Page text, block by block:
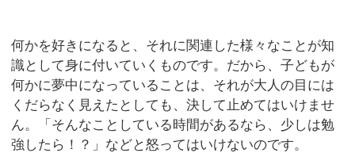
何かを好きになると、それに関連した様々なことが知
識として身に付いていくものです。だから、子どもが
何かに夢中になっていることは、それが大人の目には
くだらなく見えたとしても、決して止めてはいけませ
ん。「そんなことしている時間があるなら、少しは勉
強したら！？」などと怒ってはいけないのです。